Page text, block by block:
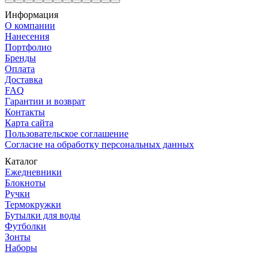
Информация
О компании
Нанесения
Портфолио
Бренды
Оплата
Доставка
FAQ
Гарантии и возврат
Контакты
Карта сайта
Пользовательское соглашение
Согласие на обработку персональных данных
Каталог
Ежедневники
Блокноты
Ручки
Термокружки
Бутылки для воды
Футболки
Зонты
Наборы